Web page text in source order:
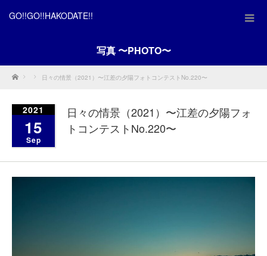
GO!!GO!!HAKODATE!!
写真 〜PHOTO〜
Home 日々の情景（2021）〜江差の夕陽フォトコンテストNo.220〜
2021
15
Sep
日々の情景（2021）〜江差の夕陽フォ
トコンテストNo.220〜